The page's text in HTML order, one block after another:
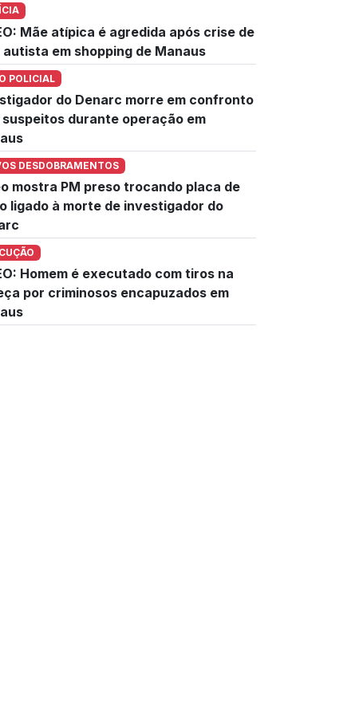
Mãe atípica é agredida após crise de
em shopping de Manaus
POLICIAL
do Denarc morre em confronto
suspeitos durante operação em
DESDOBRAMENTOS
mostra PM preso trocando placa de
ligado à morte de investigador do
Homem é executado com tiros na
por criminosos encapuzados em